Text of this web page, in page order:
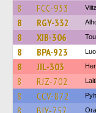
8 FCC-953
8 RGY-332
8 XIB-306
8 BPA-923
8 JIL-303
8 RJZ-702
8 CCV-872
8 BIY-757